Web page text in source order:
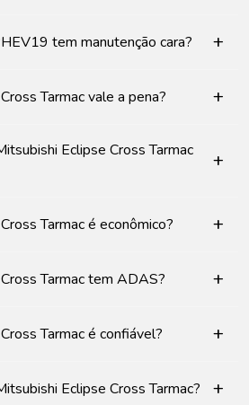
tem manutenção cara? +
Tarmac vale a pena? +
Eclipse Cross Tarmac
+
Tarmac é econômico? +
Tarmac tem ADAS? +
Tarmac é confiável? +
Eclipse Cross Tarmac? +